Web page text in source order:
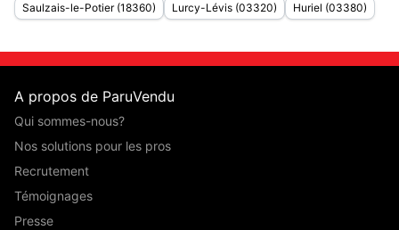
Saulzais-le-Potier (18360)
Lurcy-Lévis (03320) Huriel (03380)
A propos de ParuVendu
Qui sommes-nous?
Nos solutions pour les pros
Recrutement
Témoignages
Presse